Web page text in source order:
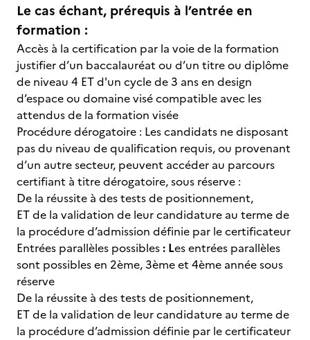
Le cas échant, prérequis à l’entrée en
formation :
Accès à la certification par la voie de la formation
justifier d’un baccalauréat ou d’un titre ou diplôme
de niveau 4 ET d'un cycle de 3 ans en design
d’espace ou domaine visé compatible avec les
attendus de la formation visée
Procédure dérogatoire : Les candidats ne disposant
pas du niveau de qualification requis, ou provenant
d’un autre secteur, peuvent accéder au parcours
certifiant à titre dérogatoire, sous réserve :
De la réussite à des tests de positionnement,
ET de la validation de leur candidature au terme de
la procédure d’admission définie par le certificateur
Entrées parallèles possibles: Les entrées parallèles
sont possibles en 2ème, 3ème et 4ème année sous
réserve
De la réussite à des tests de positionnement,
ET de la validation de leur candidature au terme de
la procédure d’admission définie par le certificateur